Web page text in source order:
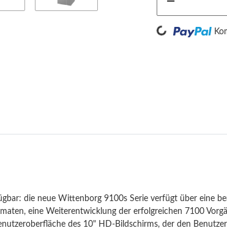
Loading...
die neue Wittenborg 9100s Serie verfügt über eine
eine Weiterentwicklung der erfolgreichen 7100
des 10" HD-Bildschirms, der den